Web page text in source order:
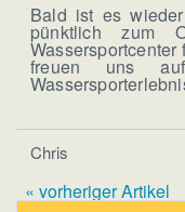
Bald ist es
pünktlich zum
freuen uns
Chris
« vorheriger Artikel